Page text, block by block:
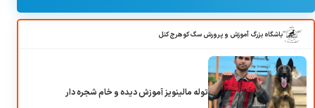
باشگاه بزرگ آموزش و پرورش سگ کوهرج کنل
توله مالینویز آموزش دیده و خام شجره دار